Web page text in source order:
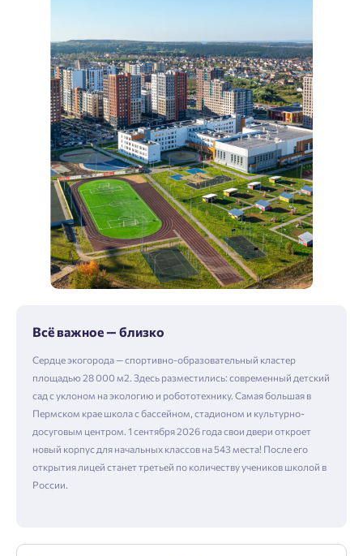
Всё важное — близко
Сердце экогорода — спортивно-образовательный кластер
площадью 28 000 м2. Здесь разместились: современный детский
сад с уклоном на экологию и робототехнику. Самая большая в
Пермском крае школа с бассейном, стадионом и культурно-
досуговым центром. 1 сентября 2026 года свои двери откроет
новый корпус для начальных классов на 543 места! После его
открытия лицей станет третьей по количеству учеников школой в
России.